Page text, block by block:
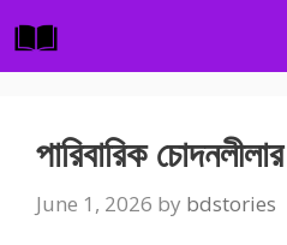
to
content
পারিবারিক
June 1, 2026 by bdstories